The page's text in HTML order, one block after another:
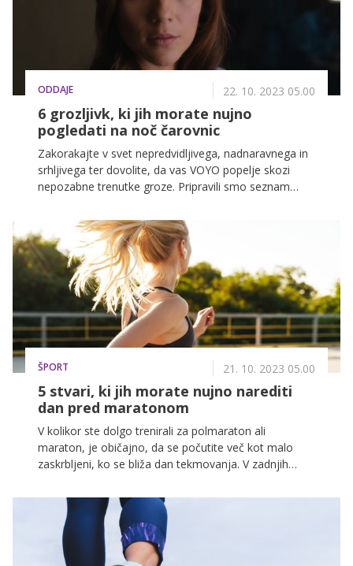
ODDAJE 22. 10. 2023 05.00
6 grozljivk, ki jih morate nujno
pogledati na noč čarovnic
Zakorakajte v svet nepredvidljivega, nadnaravnega in
srhljivega ter dovolite, da vas VOYO popelje skozi
nepozabne trenutke groze. Pripravili smo seznam
čarovnic bo še bolj strašljiva in zapomnljiva s tem
izborom filmov.
ŠPORT 21. 10. 2023 05.00
5 stvari, ki jih morate nujno narediti
dan pred maratonom
V kolikor ste dolgo trenirali za polmaraton ali
maraton, je običajno, da se počutite več kot malo
zaskrbljeni, ko se bliža dan tekmovanja. V zadnjih
vse, kar je v vaši moči, da zagotovite, da trdega dela
ne bo izničila nenadna nesreča v zadnjem trenutku. Za
vas smo pripravili 5 nasvetov, ki jih je vredno
upoštevati, v kolikor si želite na tekmovanju zagotoviti